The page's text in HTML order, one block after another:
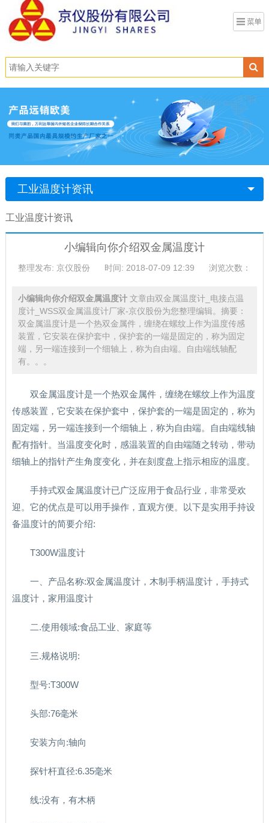
工业温度计资讯
工业温度计资讯
小编辑向你介绍双金属温度计
整理发布: 京仪股份 时间: 2018-07-09 12:39 浏览次数：
小编辑向你介绍双金属温度计 文章由双金属温度计_电接点温
度计_WSS双金属温度计厂家-京仪股份为您整理编辑。摘要：
双金属温度计是一个热双金属件，缠绕在螺纹上作为温度传感
装置，它安装在保护套中，保护套的一端是固定的，称为固定
端，另一端连接到一个细轴上，称为自由端。自由端线轴配
有。。。
双金属温度计是一个热双金属件，缠绕在螺纹上作为温度
传感装置，它安装在保护套中，保护套的一端是固定的，称为
固定端，另一端连接到一个细轴上，称为自由端。自由端线轴
配有指针。当温度变化时，感温装置的自由端随之转动，带动
细轴上的指针产生角度变化，并在刻度盘上指示相应的温度。
手持式双金属温度计已广泛应用于食品行业，非常受欢
迎。它的优点是可以用手操作，直观方便。以下是实用手持设
备温度计的简要介绍:
T300W温度计
一、产品名称:双金属温度计，木制手柄温度计，手持式
温度计，家用温度计
二.使用领域:食品工业、家庭等
三.规格说明:
型号:T300W
头部:76毫米
安装方向:轴向
探针杆直径:6.35毫米
线:没有，有木柄